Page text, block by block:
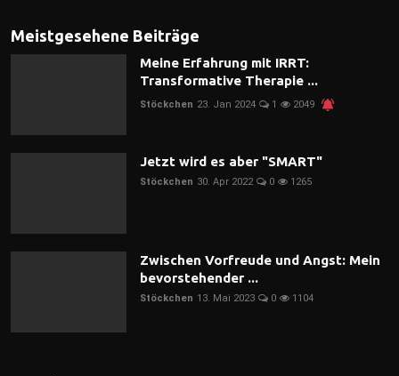
Meistgesehene Beiträge
Meine Erfahrung mit IRRT:
Transformative Therapie ...
Stöckchen 23. Jan 2024 1 2049
Jetzt wird es aber "SMART"
Stöckchen 30. Apr 2022 0 1265
Zwischen Vorfreude und Angst: Mein
bevorstehender ...
Stöckchen 13. Mai 2023 0 1104